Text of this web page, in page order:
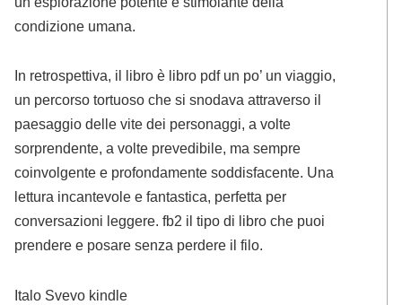
condizione umana.
In retrospettiva, il libro è libro pdf un po’ un viaggio,
un percorso tortuoso che si snodava attraverso il
paesaggio delle vite dei personaggi, a volte
sorprendente, a volte prevedibile, ma sempre
coinvolgente e profondamente soddisfacente. Una
lettura incantevole e fantastica, perfetta per
conversazioni leggere. fb2 il tipo di libro che puoi
prendere e posare senza perdere il filo.
Italo Svevo kindle